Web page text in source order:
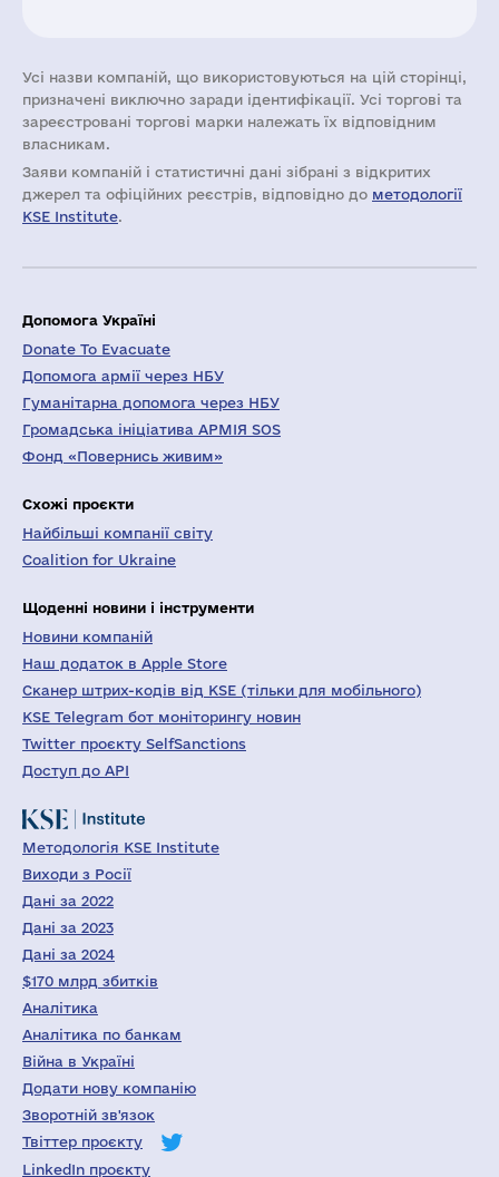
Усі назви компаній, що використовуються на цій сторінці,
призначені виключно заради ідентифікації. Усі торгові та
зареєстровані торгові марки належать їх відповідним
власникам.
Заяви компаній i статистичні дані зібрані з відкритих
джерел та офіційних реєстрів, відповідно до методології
KSE Institute.
Допомога Україні
Donate To Evacuate
Допомога армії через НБУ
Гуманітарна допомога через НБУ
Громадська ініціатива АРМІЯ SOS
Фонд «Повернись живим»
Схожі проєкти
Найбільші компанії світу
Coalition for Ukraine
Щоденні новини і інструменти
Новини компаній
Наш додаток в Apple Store
Сканер штрих-кодів від KSE (тільки для мобільного)
KSE Telegram бот моніторингу новин
Twitter проєкту SelfSanctions
Доступ до API
Методологія KSE Institute
Виходи з Росії
Дані за 2022
Дані за 2023
Дані за 2024
$170 млрд збитків
Аналітика
Аналітика по банкам
Війна в Україні
Додати нову компанію
Зворотній зв'язок
Твіттер проєкту
LinkedIn проєкту